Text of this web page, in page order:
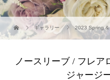
ギャラリー 2023 Spring &
ノースリーブ / フレア
ジャージ